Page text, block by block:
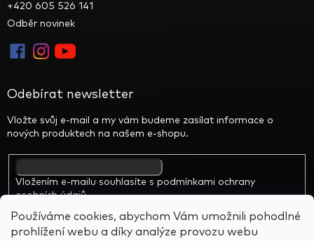
Používáme cookies, abychom Vám umožnili pohodlné
prohlížení webu a díky analýze provozu webu
+420 605 526 141
Odběr novinek
Odebírat newsletter
Vložte svůj e-mail a my vám budeme zasílat informace o
nových produktech na našem e-shopu.
Vložením e-mailu souhlasíte s podmínkami ochrany
osobních údajů